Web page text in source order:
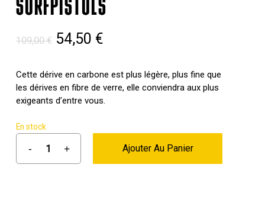
SURFPISTOLS
109,00€ Le
initial
était :
109,00 €.
54,50 €Le
actuel
est :
54,50 €.
Cette dérive en carbone est plus légère, plus fine que
les dérives en fibre de verre, elle conviendra aux plus
exigeants d’entre vous.
En stock
Ajouter Au Panier